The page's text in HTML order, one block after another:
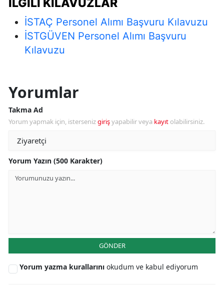
İLGILI KILAVUZLAR
İSTAÇ Personel Alımı Başvuru Kılavuzu
İSTGÜVEN Personel Alımı Başvuru
Kılavuzu
Yorumlar
Takma Ad
Yorum yapmak için, istersenizgirişyapabilir veya kayıt olabilirsiniz.
Yorum Yazın (500 Karakter)
GÖNDER
Yorum yazma kurallarını okudum ve kabul ediyorum